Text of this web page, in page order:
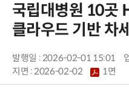
국립대병원 10
클라우드 기반 차
발행일 : 2026-02-01 15:01
지면 :2026-02-02 1면